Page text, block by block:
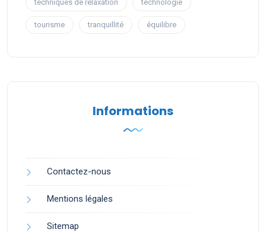
techniques de relaxation technologie
tourisme tranquillité équilibre
Informations
Contactez-nous
Mentions légales
Sitemap